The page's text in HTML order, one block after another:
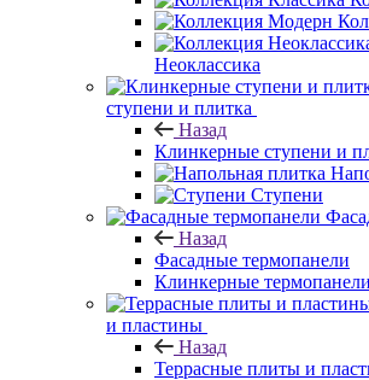
Неоклассика
ступени и плитка
Назад
Клинкерные ступени и
Ступени
Назад
Фасадные термопанели
Клинкерные термопанели
и пластины
Назад
Террасные плиты и